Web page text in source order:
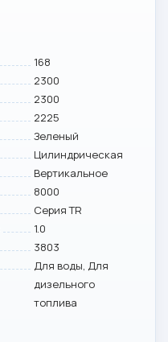
168
2300
2300
2225
Зеленый
Цилиндрическая
Вертикальное
8000
Серия TR
1.0
3803
Для воды, Для
дизельного
топлива